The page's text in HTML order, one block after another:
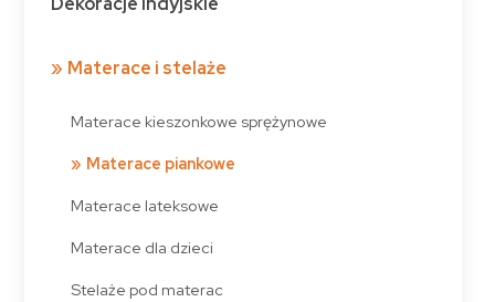
Materace i stelaże
Materace kieszonkowe sprężynowe
Materace piankowe
Materace lateksowe
Materace dla dzieci
Stelaże pod materac